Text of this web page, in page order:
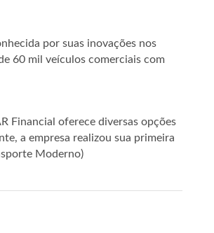
por suas inovações nos
60 mil veículos comerciais com
Financial oferece diversas opções
a empresa realizou sua primeira
Moderno)